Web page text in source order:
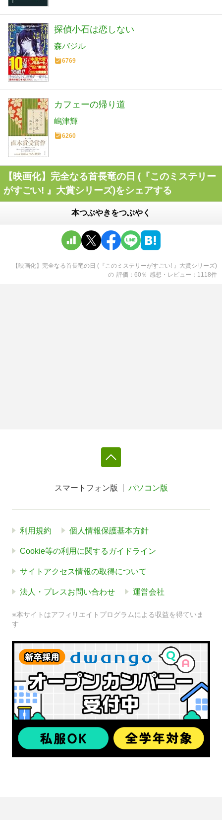
探偵小石は恋しない
森バジル
6769
カフェーの帰り道
嶋津輝
6260
【映画化】完全なる首長竜の日 (『このミステリー
がすごい! 』大賞シリーズ)をシェアする
本つぶやきをつぶやく
【映画化】完全なる首長竜の日 (『このミステリーがすごい! 』大賞シリーズ)
の 評価 60 ％ 感想・レビュー 1118件
スマートフォン版 パソコン版
利用規約 個人情報保護基本方針
Cookie等の利用に関するガイドライン
サイトアクセス情報の取得について
法人・プレスお問い合わせ 運営会社
※本サイトはアフィリエイトプログラムによる収益を得ていま
す